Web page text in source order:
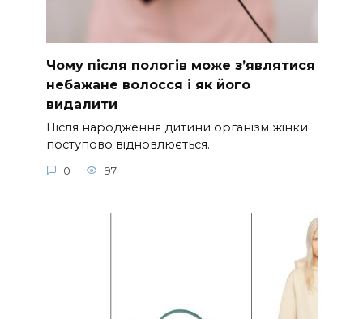
Чому після пологів може з’являтися
небажане волосся і як його
видалити
Після народження дитини організм жінки
поступово відновлюється.
0 97